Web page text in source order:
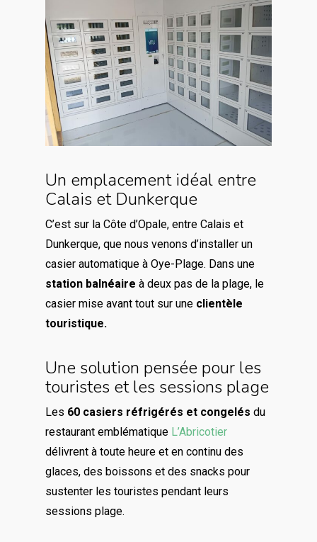
Un emplacement idéal entre
Calais et Dunkerque
C’est sur la Côte d’Opale, entre Calais et
Dunkerque, que nous venons d’installer un
casier automatique à Oye-Plage. Dans une
station balnéaire à deux pas de la plage, le
casier mise avant tout sur une clientèle
touristique.
Une solution pensée pour les
touristes et les sessions plage
Les 60 casiers réfrigérés et congelés du
restaurant emblématique L’Abricotier
délivrent à toute heure et en continu des
glaces, des boissons et des snacks pour
sustenter les touristes pendant leurs
sessions plage.